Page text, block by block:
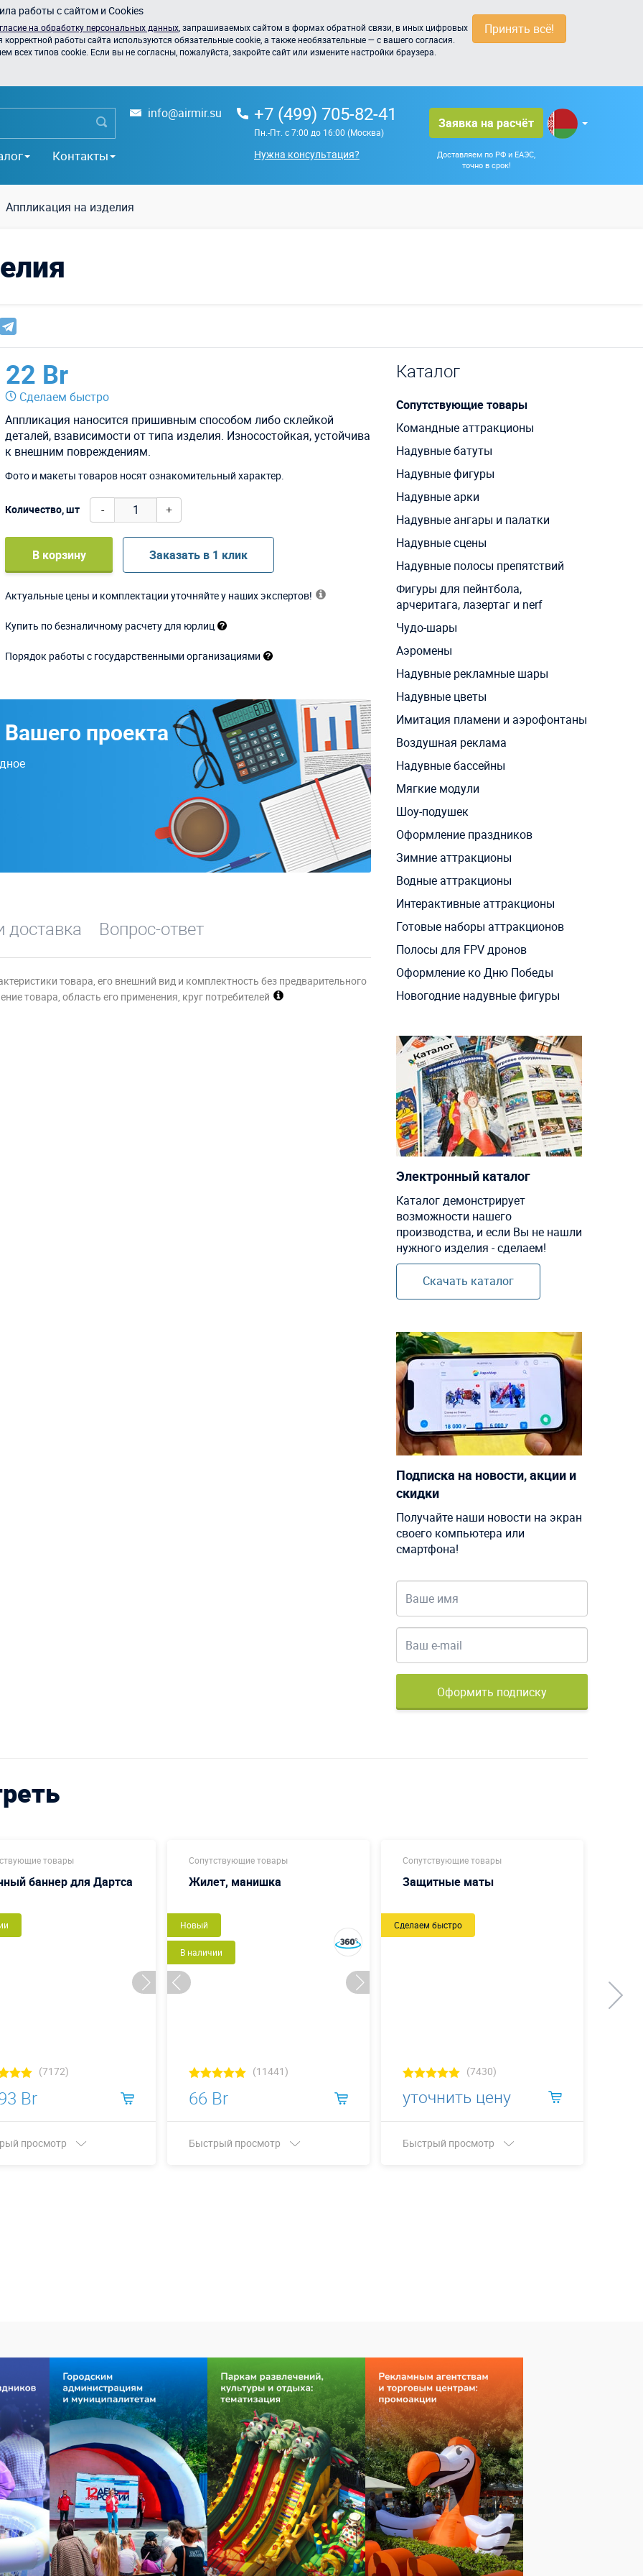
Принять всё!
работы с сайтом и Cookies
на обработку персональных данных , запрашиваемых сайтом в формах обратной связи, в иных цифровых
работы сайта используются обязательные cookie, а также необязательные — с вашего согласия.
типов cookie. Если вы не согласны, пожалуйста, закройте сайт или измените настройки браузера.
Контакты
info@airmir.su +7 (499) 705-82-41
Пн.-Пт. с 7:00 до 16:00 (Москва)
Нужна консультация?
Заявка на расчёт
Доставляем по РФ и ЕАЭС,
точно в срок!
Аппликация на изделия
22 Br
Сделаем быстро
Аппликация наносится пришивным способом либо склейкой
деталей, взависимости от типа изделия. Износостойкая, устойчива
к внешним повреждениям.
Фото и макеты товаров носят ознакомительный характер.
Количество, шт - +
В корзину Заказать в 1 клик
Актуальные цены и комплектации уточняйте у наших экспертов!
Купить по безналичному расчету для юрлиц
Порядок работы с государственными организациями
проекта
доставка Вопрос-ответ
товара, его внешний вид и комплектность без предварительного
товара, область его применения, круг потребителей
Каталог
Сопутствующие товары
Командные аттракционы
Надувные батуты
Надувные фигуры
Надувные арки
Надувные ангары и палатки
Надувные сцены
Надувные полосы препятствий
Фигуры для пейнтбола,
арчеритага, лазертаг и nerf
Чудо-шары
Аэромены
Надувные рекламные шары
Надувные цветы
Имитация пламени и аэрофонтаны
Воздушная реклама
Надувные бассейны
Мягкие модули
Шоу-подушек
Оформление праздников
Зимние аттракционы
Водные аттракционы
Интерактивные аттракционы
Готовые наборы аттракционов
Полосы для FPV дронов
Оформление ко Дню Победы
Новогодние надувные фигуры
Электронный каталог
Каталог демонстрирует
возможности нашего
производства, и если Вы не нашли
нужного изделия - сделаем!
Скачать каталог
Подписка на новости, акции и
скидки
Получайте наши новости на экран
своего компьютера или
смартфона!
Оформить подписку
товары
баннер для Дартса
(7172)
Br
просмотр
Сопутствующие товары
Жилет, манишка
Новый
В наличии
(11441)
66 Br
Быстрый просмотр
Сопутствующие товары
Защитные маты
Сделаем быстро
(7430)
уточнить цену
Быстрый просмотр